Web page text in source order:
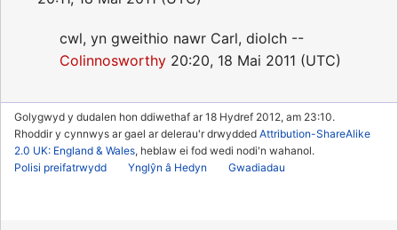
cwl, yn gweithio nawr Carl, diolch --
Colinnosworthy 20:20, 18 Mai 2011 (UTC)
Golygwyd y dudalen hon ddiwethaf ar 18 Hydref 2012, am 23:10.
Rhoddir y cynnwys ar gael ar delerau'r drwydded Attribution-ShareAlike
2.0 UK: England & Wales, heblaw ei fod wedi nodi'n wahanol.
Polisi preifatrwydd
Ynglŷn â Hedyn Gwadiadau